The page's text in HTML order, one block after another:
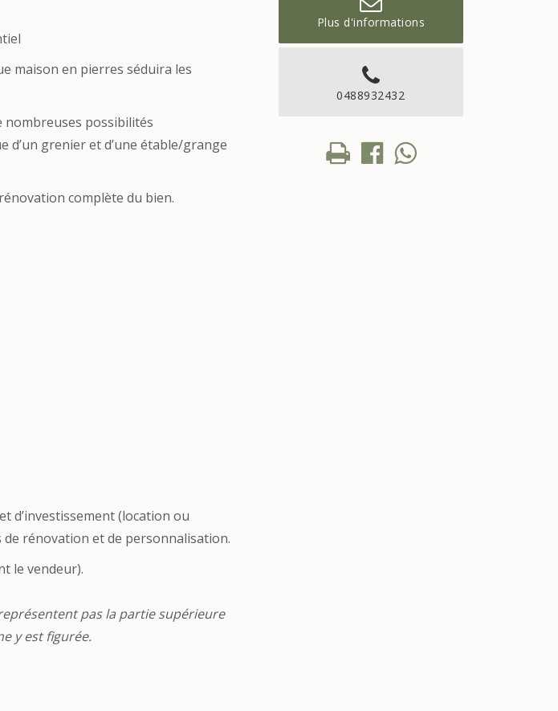
maison en pierres séduira les
nombreuses possibilités
d’un grenier et d’une étable/grange
complète du bien.
d’investissement (location ou
rénovation et de personnalisation.
le vendeur).
pas la partie supérieure
y est figurée.
Plus d'informations
0488932432